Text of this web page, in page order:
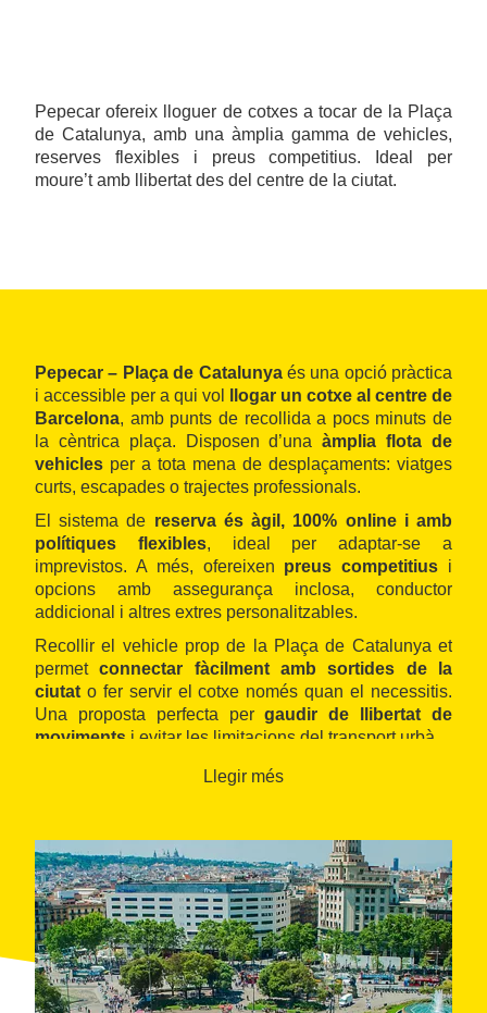
Pepecar ofereix lloguer de cotxes a tocar de la Plaça
de Catalunya, amb una àmplia gamma de vehicles,
reserves flexibles i preus competitius. Ideal per
moure’t amb llibertat des del centre de la ciutat.
Pepecar – Plaça de Catalunyaés una opció pràctica
i accessible per a qui vol
llogar un cotxe al centre de
Barcelona, amb punts de recollida a pocs minuts de
la cèntrica plaça. Disposen d’unaàmplia flota de
vehicles per a tota mena de desplaçaments: viatges
curts, escapades o trajectes professionals.
El sistema de reserva és àgil, 100% online i amb
polítiques flexibles, ideal per adaptar-se a
imprevistos. A més, ofereixen preus competitius i
opcions amb assegurança inclosa, conductor
addicional i altres extres personalitzables.
Recollir el vehicle prop de la Plaça de Catalunya et
permetconnectar fàcilment amb sortides de la
ciutat o fer servir el cotxe només quan el necessitis.
Una proposta perfecta pergaudir de llibertat de
moviments i evitar les limitacions del transport urbà.
Llegir més